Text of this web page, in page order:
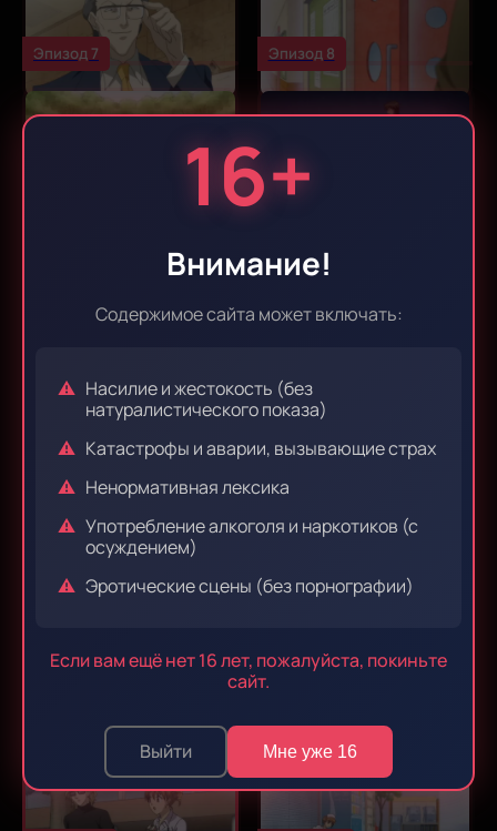
16+
Внимание!
Содержимое сайта может включать:
Насилие и жестокость (без
натуралистического показа)
Катастрофы и аварии, вызывающие страх
Ненормативная лексика
Употребление алкоголя и наркотиков (с
осуждением)
Эротические сцены (без порнографии)
Если вам ещё нет 16 лет, пожалуйста, покиньте
сайт.
Выйти Мне уже 16
Эпизод 7 Эпизод 8
Эпизод 12
Эпизод 13 Эпизод 14
Эпизод 19 Эпизод 20